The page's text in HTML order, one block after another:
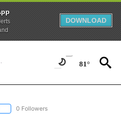
DOWNLOAD
81°
FOLLOW "CNN - SPANISH" TO RECEIVE
0 Followers